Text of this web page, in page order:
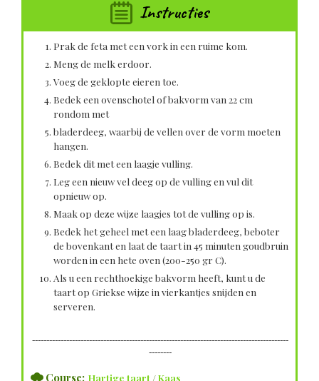
Instructies
Prak de feta met een vork in een ruime kom.
Meng de melk erdoor.
Voeg de geklopte eieren toe.
Bedek een ovenschotel of bakvorm van 22 cm
rondom met
bladerdeeg, waarbij de vellen over de vorm moeten
hangen.
Bedek dit met een laagje vulling.
Leg een nieuw vel deeg op de vulling en vul dit
opnieuw op.
Maak op deze wijze laagjes tot de vulling op is.
Bedek het geheel met een laag bladerdeeg, beboter
de bovenkant en laat de taart in 45 minuten goudbruin
worden in een hete oven (200-250 gr C).
Als u een rechthoekige bakvorm heeft, kunt u de
taart op Griekse wijze in vierkantjes snijden en
serveren.
------------------------------------------------------------------------------------------
--------
Course; Hartige taart /Kaas